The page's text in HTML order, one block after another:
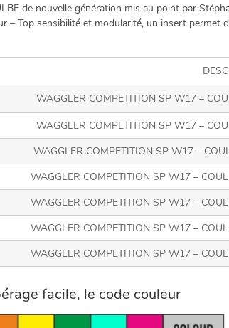
de nouvelle génération mis au point par
– Top sensibilité et modularité, un insert
WAGGLER COMPETITION SP W17 –
WAGGLER COMPETITION SP W17 –
WAGGLER COMPETITION SP W17 –
WAGGLER COMPETITION SP W17 –
WAGGLER COMPETITION SP W17 –
WAGGLER COMPETITION SP W17 –
WAGGLER COMPETITION SP W17 –
facile, le code couleur